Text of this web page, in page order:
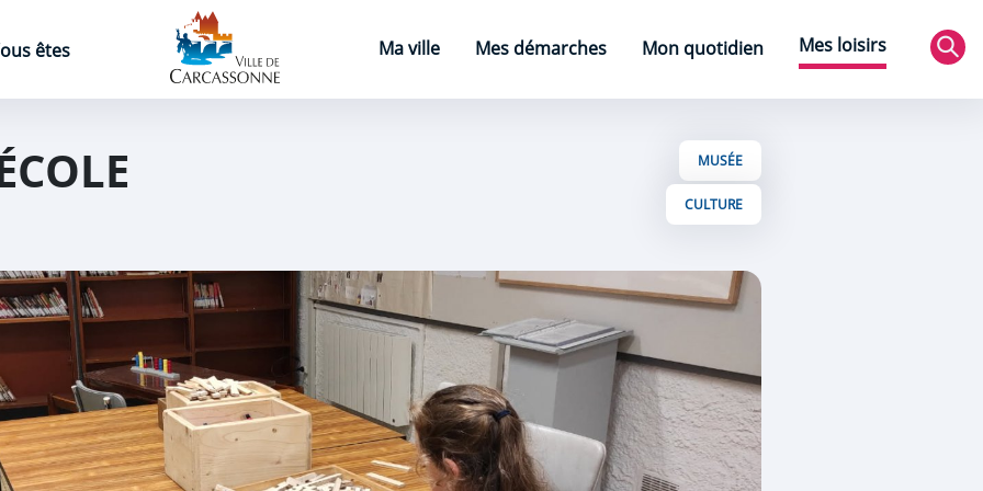
êtes
Page d'accueil
Ma ville
Mes démarches Mon quotidien
Mes loisirs
MUSÉE
CULTURE